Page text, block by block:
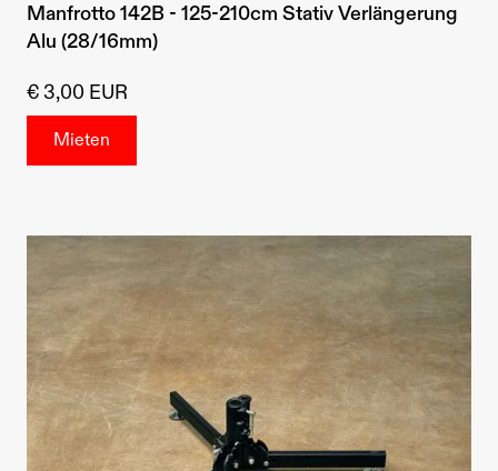
Manfrotto 142B - 125-210cm Stativ Verlängerung
Alu (28/16mm)
€ 3,00 EUR